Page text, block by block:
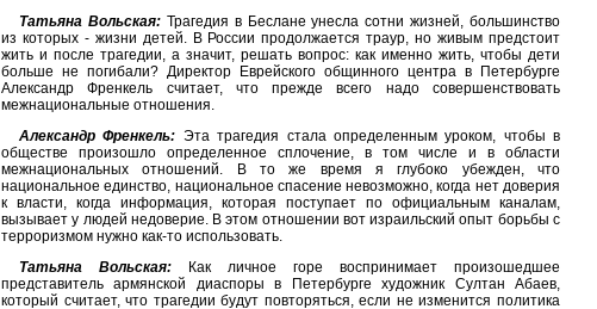
Татьяна Вольская:Трагедия в Беслане унесла сотни жизней, большинство
из которых - жизни детей. В России продолжается траур, но живым предстоит
жить и после трагедии, а значит, решать вопрос: как именно жить, чтобы дети
больше не погибали? Директор Еврейского общинного центра в Петербурге
Александр Френкель считает, что прежде всего надо совершенствовать
межнациональные отношения.
Александр Френкель: Эта трагедия стала определенным уроком, чтобы в
обществе произошло определенное сплочение, в том числе и в области
межнациональных отношений. В то же время я глубоко убежден, что
национальное единство, национальное спасение невозможно, когда нет доверия
к власти, когда информация, которая поступает по официальным каналам,
вызывает у людей недоверие. В этом отношении вот израильский опыт борьбы с
терроризмом нужно как-то использовать.
Татьяна Вольская: Как личное горе воспринимает произошедшее
представитель армянской диаспоры в Петербурге художник Султан Абаев,
который считает, что трагедии будут повторяться, если не изменится политика